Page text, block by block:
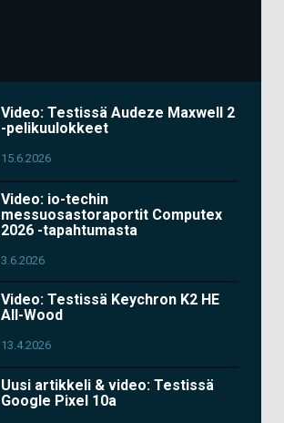
Video: Testissä Audeze Maxwell 2
-pelikuulokkeet
15.6.2026
Video: io-techin
messuosastoraportit Computex
2026 -tapahtumasta
3.6.2026
Video: Testissä Keychron K2 HE
All-Wood
13.4.2026
Uusi artikkeli & video: Testissä
Google Pixel 10a